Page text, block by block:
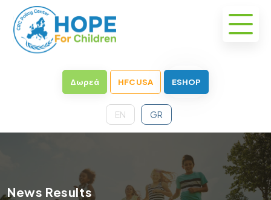
Δωρεά HFC USA ESHOP
EN GR
News Results